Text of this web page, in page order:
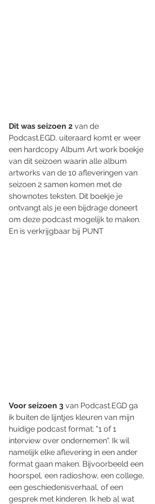
Dit was seizoen 2 van de
Podcast.EGD, uiteraard komt er weer
een hardcopy Album Art work boekje
van dit seizoen waarin alle album
artworks van de 10 afleveringen van
seizoen 2 samen komen met de
shownotes teksten. Dit boekje je
ontvangt als je een bijdrage doneert
om deze podcast mogelijk te maken.
En is verkrijgbaar bij PUNT
Voor seizoen 3 van Podcast.EGD ga
ik buiten de lijntjes kleuren van mijn
huidige podcast format; "1 of 1
interview over ondernemen". Ik wil
namelijk elke aflevering in een ander
format gaan maken. Bijvoorbeeld een
hoorspel, een radioshow, een college,
een geschiedenisverhaal, of een
gesprek met kinderen. Ik heb al wat